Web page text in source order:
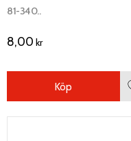
80-88189.
81-340..
8,00 kr
Köp